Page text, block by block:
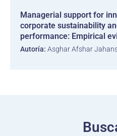
Managerial support for
corporate sustainability
performance: Empirical
Autoría: Asghar Afshar